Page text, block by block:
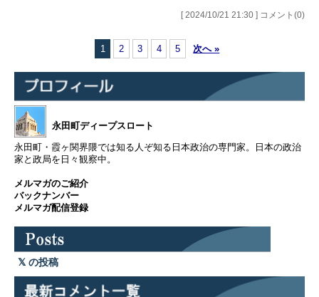
[ 2024/10/21 21:30 ] コメント(0)
1 2 3 4 5 次へ »
永田町ディープスロート
永田町・霞ヶ関界隈では知る人ぞ知る日本政治の専門家。日本の政治
家と政局を日々観察中。
メルマガのご紹介
バックナンバー
メルマガ配信登録
の投稿